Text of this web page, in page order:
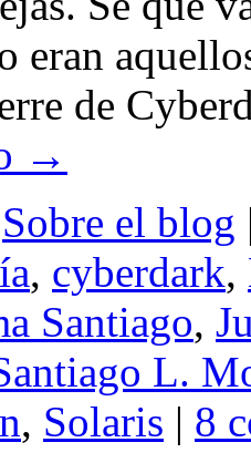
eran
de
→
Sobre el blog
, cyberdark,
Santiago,
L.
, Solaris | 8